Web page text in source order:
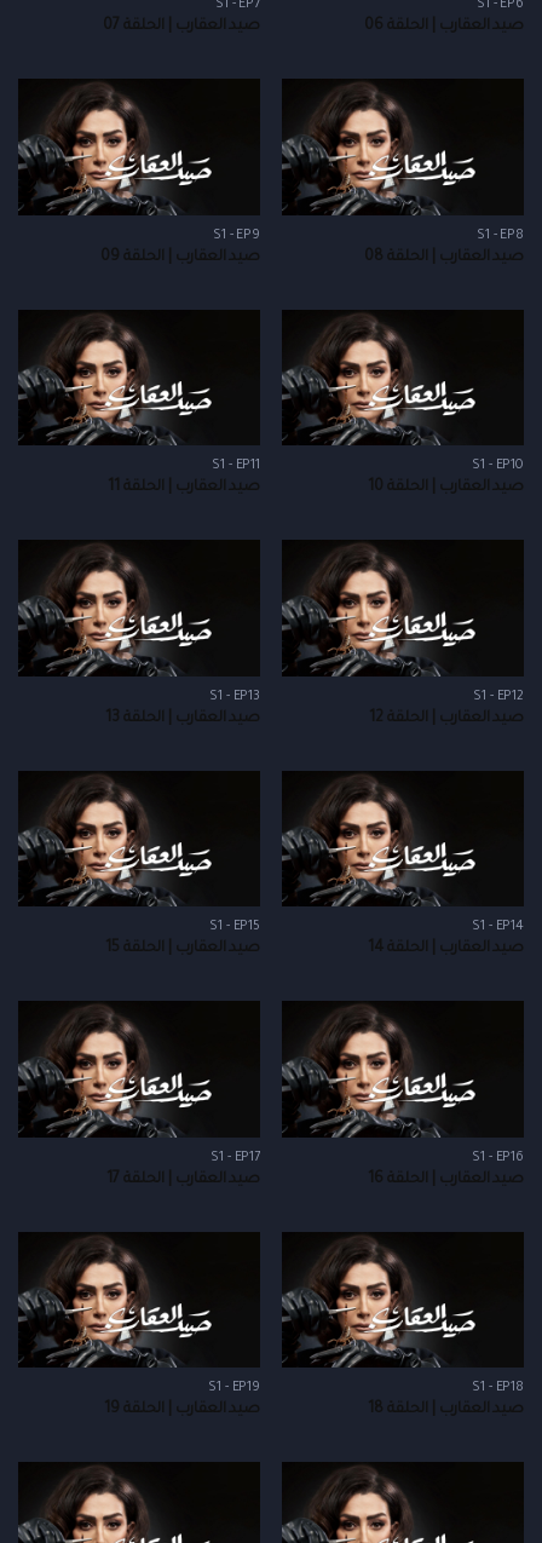
S1 - EP6
صيد العقارب | الحلقة 06
S1 - EP7
صيد العقارب | الحلقة 07
S1 - EP8
صيد العقارب | الحلقة 08
S1 - EP9
صيد العقارب | الحلقة 09
S1 - EP10
صيد العقارب | الحلقة 10
S1 - EP11
صيد العقارب | الحلقة 11
S1 - EP12
صيد العقارب | الحلقة 12
S1 - EP13
صيد العقارب | الحلقة 13
S1 - EP14
صيد العقارب | الحلقة 14
S1 - EP15
صيد العقارب | الحلقة 15
S1 - EP16
صيد العقارب | الحلقة 16
S1 - EP17
صيد العقارب | الحلقة 17
S1 - EP18
صيد العقارب | الحلقة 18
S1 - EP19
صيد العقارب | الحلقة 19